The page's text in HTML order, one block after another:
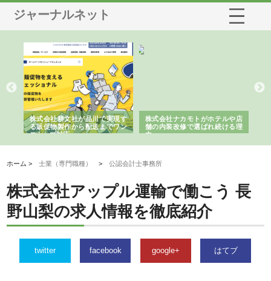
ジャーナルネット
株式会社耕文社が品川で実現す
る販促物製作から配送までワン
ストップ対応
株式会社ナカモトがホテルや店
舗の内装改修で選ばれ続ける理
由
ホーム >士業（専門職種） >公認会計士事務所
株式会社アップル運輸で働こう 長
野山梨の求人情報を徹底紹介
twitter facebook google+ はてブ